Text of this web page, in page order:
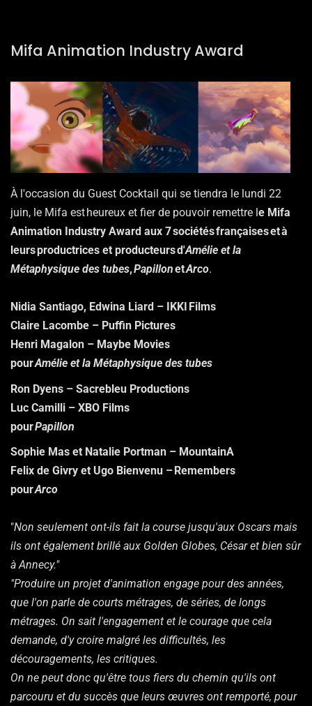
Mifa Animation Industry Award
À l'occasion du Guest Cocktail qui se tiendra le lundi 22
juin, le Mifa est heureux et fier de pouvoir remettre le Mifa
Animation Industry Award aux 7 sociétés françaises et à
leurs productrices et producteurs d'Amélie et la
Métaphysique des tubes,PapillonetArco.
Nidia Santiago, Edwina Liard – IKKI Films
Claire Lacombe – Puffin Pictures
Henri Magalon – Maybe Movies
pourAmélie et la Métaphysique des tubes
Ron Dyens – Sacrebleu Productions
Luc Camilli – XBO Films
pourPapillon
Sophie Mas et Natalie Portman – MountainA
Felix de Givry et Ugo Bienvenu – Remembers
pourArco
"Non seulement ont-ils fait la course jusqu'aux Oscars mais
ils ont également brillé aux Golden Globes, César et bien sûr
à Annecy."
"Produire un projet d'animation engage pour des années,
que l'on parle de courts métrages, de séries, de longs
métrages. On sait l'engagement et le courage que cela
demande, d'y croire malgré les difficultés, les
découragements, les critiques.
On ne peut donc qu'être tous fiers du chemin qu'ils ont
parcouru et du succès que leurs œuvres ont remporté, pour